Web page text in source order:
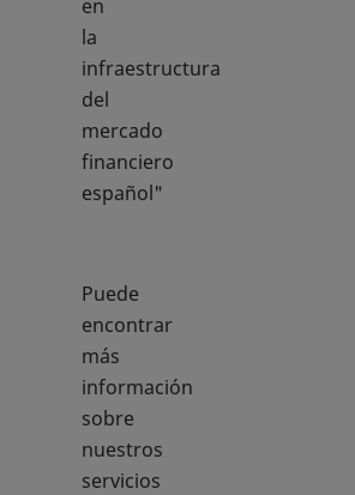
en
la
infraestructura
del
mercado
financiero
español"
Puede
encontrar
más
información
sobre
nuestros
servicios